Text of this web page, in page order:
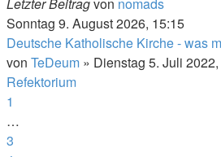
Sonntag 9. August 2026, 15:15
Deutsche Katholische Kirche - was
von TeDeum » Dienstag 5. Juli
Refektorium
1
…
3